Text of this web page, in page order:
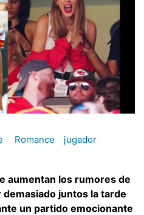
Romance
jugador
aumentan los rumores de
juntos la tarde
un partido emocionante